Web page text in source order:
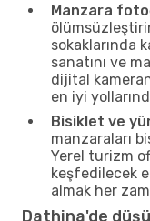
Manzara
sokaklarında
sanatını ve
dijital
en iyi
Bisiklet ve
manzaraları
Yerel turizm
keşfedilecek
almak her
Dathina'de